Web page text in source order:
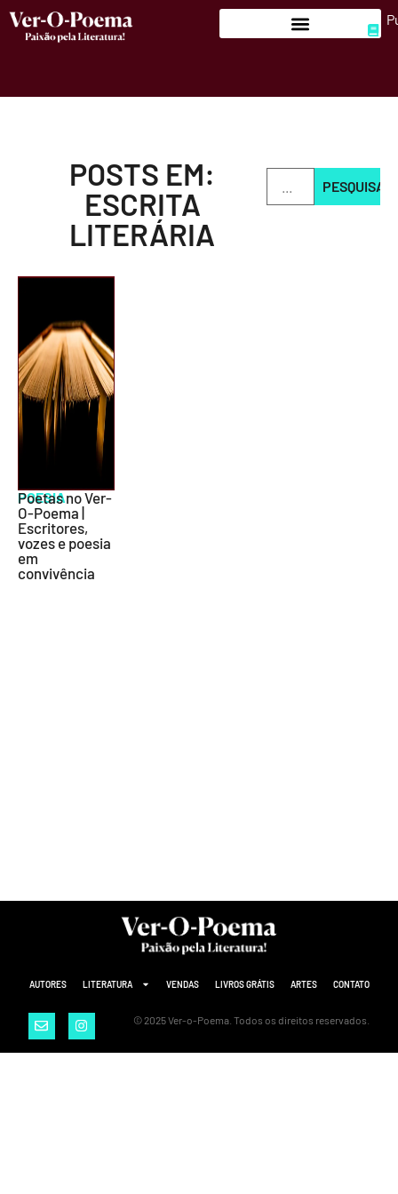
POSTS EM:
ESCRITA
LITERÁRIA
PESQUISAR
POESIA
Poetas no Ver-
O-Poema |
Escritores,
vozes e poesia
em
convivência
AUTORES LITERATURA VENDAS LIVROS GRÁTIS ARTES CONTATO
© 2025 Ver-o-Poema. Todos os direitos reservados.